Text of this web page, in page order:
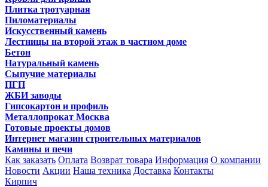
Плитка тротуарная
Пиломатериалы
Искусственный камень
Лестницы на второй этаж в частном доме
Бетон
Натуральный камень
Сыпучие материалы
ПГП
ЖБИ заводы
Гипсокартон и профиль
Металлопрокат Москва
Готовые проекты домов
Интернет магазин строительных материалов
Камины и печи
Как заказать Оплата Возврат товара Информация О компании
Новости Акции Наша техника Доставка Контакты
Кирпич